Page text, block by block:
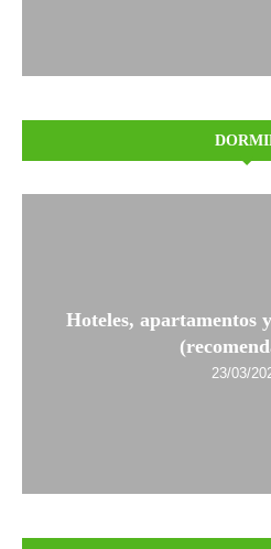
Hoteles, apartamentos
23/03/